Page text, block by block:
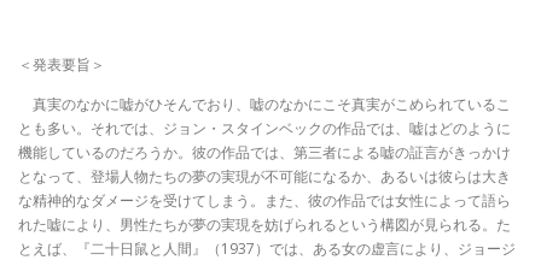
＜発表要旨＞
真実のなかに嘘がひそんでおり、嘘のなかにこそ真実がこめられているこ
とも多い。それでは、ジョン・スタインベックの作品では、嘘はどのように
機能しているのだろうか。彼の作品では、第三者による嘘の証言がきっかけ
となって、登場人物たちの夢の実現が不可能になるか、あるいは彼らは大き
な精神的なダメージを受けてしまう。また、彼の作品では女性によって語ら
れた嘘により、男性たちが夢の実現を妨げられるという構図が見られる。た
とえば、『二十日鼠と人間』（1937）では、ある女の虚言により、ジョージ